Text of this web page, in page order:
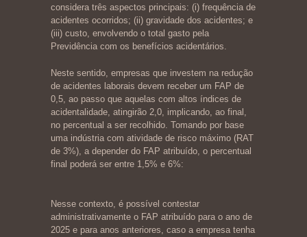
considera três aspectos principais: (i) frequência de
acidentes ocorridos; (ii) gravidade dos acidentes; e
(iii) custo, envolvendo o total gasto pela
Previdência com os benefícios acidentários.
Neste sentido, empresas que investem na redução
de acidentes laborais devem receber um FAP de
0,5, ao passo que aquelas com altos índices de
acidentalidade, atingirão 2,0, implicando, ao final,
no percentual a ser recolhido. Tomando por base
uma indústria com atividade de risco máximo (RAT
de 3%), a depender do FAP atribuído, o percentual
final poderá ser entre 1,5% e 6%:
Nesse contexto, é possível contestar
administrativamente o FAP atribuído para o ano de
2025 e para anos anteriores, caso a empresa tenha